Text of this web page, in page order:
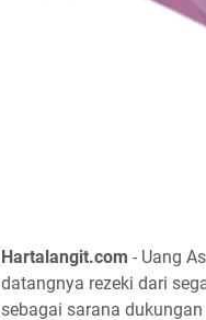
Hartalangit.com - Uang
datangnya rezeki dari
sebagai sarana